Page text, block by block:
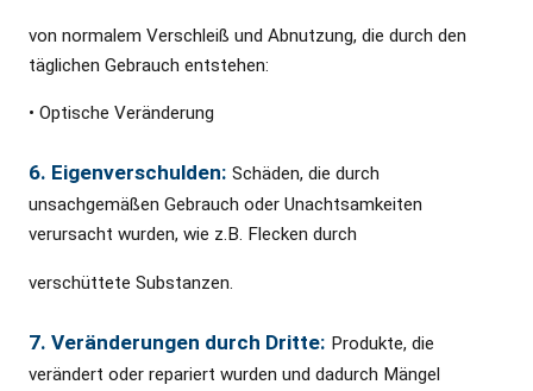
von normalem Verschleiß und Abnutzung, die durch den
täglichen Gebrauch entstehen:
• Optische Veränderung
6. Eigenverschulden: Schäden, die durch
unsachgemäßen Gebrauch oder Unachtsamkeiten
verursacht wurden, wie z.B. Flecken durch
verschüttete Substanzen.
7. Veränderungen durch Dritte: Produkte, die
verändert oder repariert wurden und dadurch Mängel